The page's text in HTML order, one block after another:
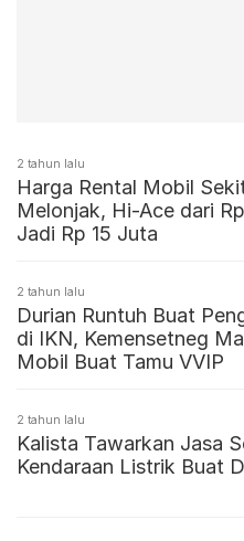
2 tahun lalu
Harga Rental Mobil
Melonjak, Hi-Ace dari
Jadi Rp 15 Juta
2 tahun lalu
Durian Runtuh Buat
di IKN, Kemensetneg Mau Sewa 1.000
Mobil Buat Tamu VVIP
2 tahun lalu
Kalista Tawarkan Jasa
Kendaraan Listrik Buat